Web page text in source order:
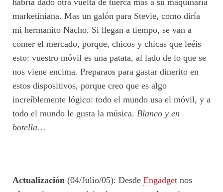
habría dado otra vuelta de tuerca más a su maquinaria
marketiniana. Mas un galón para Stevie, como diría
mi hermanito Nacho. Si llegan a tiempo, se van a
comer el mercado, porque, chicos y chicas que leéis
esto: vuestro móvil es una patata, al lado de lo que se
nos viene encima. Preparaos para gastar dinerito en
estos dispositivos, porque creo que es algo
increíblemente lógico: todo el mundo usa el móvil, y a
todo el mundo le gusta la música. Blanco y en
botella…
Actualización (04/Julio/05): Desde Engadget nos